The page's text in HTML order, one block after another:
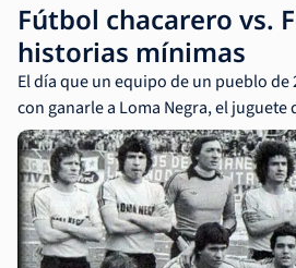
Fútbol chacarero vs.
historias mínimas
El día que un equipo de un pueblo
con ganarle a Loma Negra, el juguete